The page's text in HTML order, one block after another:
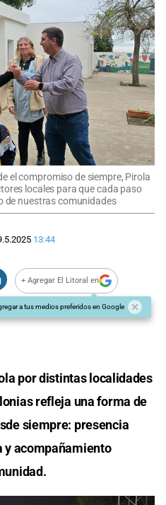
el compromiso de siempre, Pirola
locales para que cada paso
de nuestras comunidades
13:44
+ Agregar El Litoral en
a tus medios preferidos en Google
por distintas localidades
refleja una forma de
siempre: presencia
y acompañamiento